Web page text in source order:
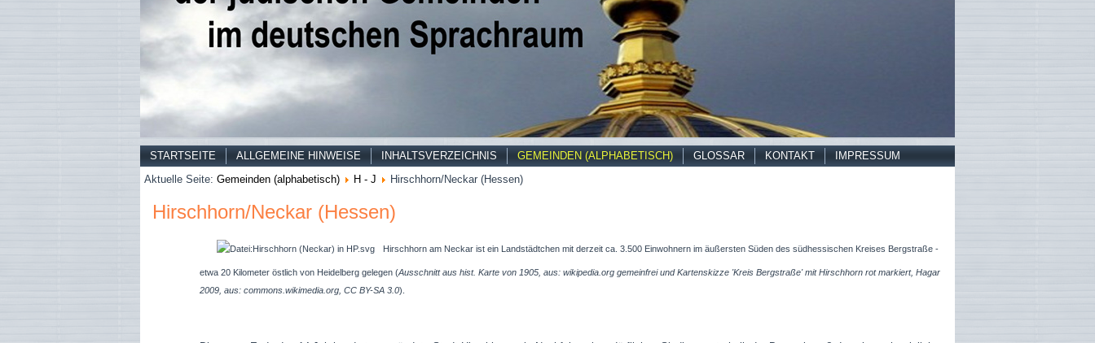
STARTSEITE ALLGEMEINE HINWEISE INHALTSVERZEICHNIS GEMEINDEN (ALPHABETISCH) GLOSSAR KONTAKT
IMPRESSUM
Aktuelle Seite: Gemeinden (alphabetisch) H - J Hirschhorn/Neckar (Hessen)
Hirschhorn/Neckar (Hessen)
Hirschhorn am Neckar ist ein Landstädtchen mit derzeit ca. 3.500 Einwohnern im äußersten Süden des südhessischen Kreises Bergstraße -
etwa 20 Kilometer östlich von Heidelberg gelegen (Ausschnitt aus hist. Karte von 1905, aus: wikipedia.org gemeinfrei und Kartenskizze 'Kreis Bergstraße' mit Hirschhorn rot markiert, Hagar
2009, aus: commons.wikimedia.org, CC BY-SA 3.0).